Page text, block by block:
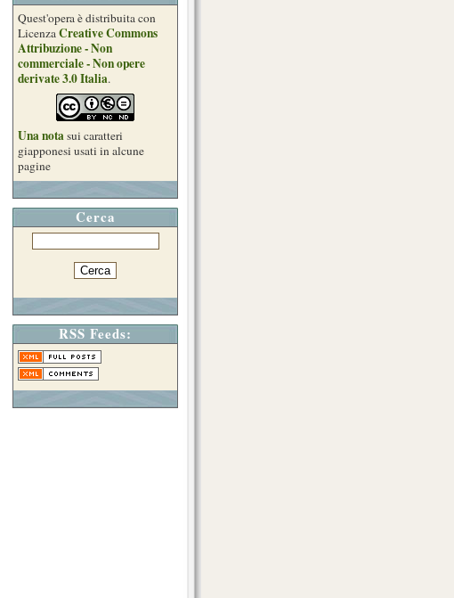
Quest'opera è distribuita con
LicenzaCreative Commons
Attribuzione - Non
commerciale - Non opere
derivate 3.0 Italia.
Una notasui caratteri
giapponesi usati in alcune
pagine
Cerca
RSS Feeds: